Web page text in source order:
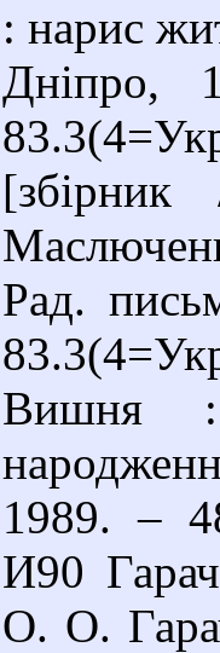
: нарис
Дніпро,
Рад.
Вишня
1989. –
И90
О. О.